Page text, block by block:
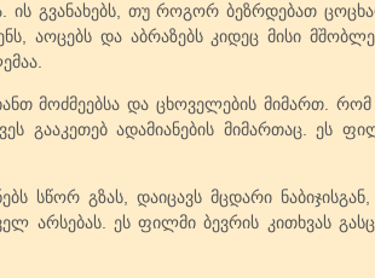
გვანახებს, თუ როგორ ბეზრდებათ
აოცებს და აბრაზებს კიდეც მისი
მოძმეებსა და ცხოველების მიმართ.
გააკეთებ ადამიანების მიმართაც. ეს
სწორ გზას, დაიცავს მცდარი
არსებას. ეს ფილმი ბევრის კითხვას